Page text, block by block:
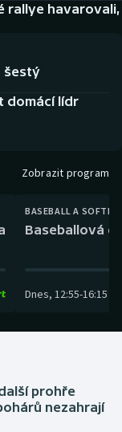
rallye havarovali,
šestý
domácí lídr
Zobrazit program
BASEBALL A
Baseballová
Dnes, 12:55-16:15
prohře
nezahrají